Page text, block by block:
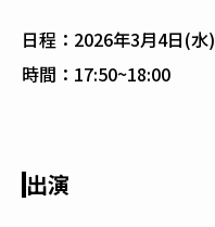
日程： 2026年3月4日(水)
時間： 17:50~18:00
出演